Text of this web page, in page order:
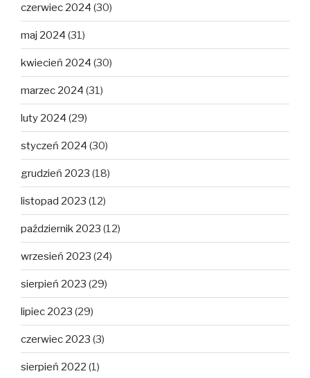
czerwiec 2024 (30)
maj 2024 (31)
kwiecień 2024 (30)
marzec 2024 (31)
luty 2024 (29)
styczeń 2024 (30)
grudzień 2023 (18)
listopad 2023 (12)
październik 2023 (12)
wrzesień 2023 (24)
sierpień 2023 (29)
lipiec 2023 (29)
czerwiec 2023 (3)
sierpień 2022 (1)